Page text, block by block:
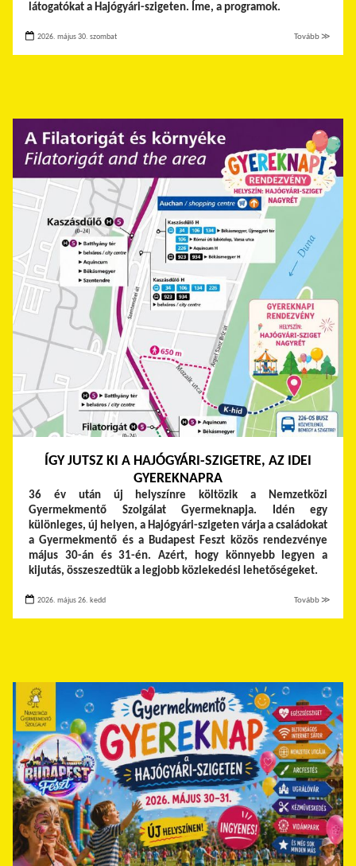
látogatókat a Hajógyári-szigeten. Íme, a programok.
2026. május 30. szombat Tovább ≫
ÍGY JUTSZ KI A HAJÓGYÁRI-SZIGETRE, AZ IDEI
GYEREKNAPRA
36 év után új helyszínre költözik a Nemzetközi
Gyermekmentő Szolgálat Gyermeknapja. Idén egy
különleges, új helyen, a Hajógyári-szigeten várja a családokat
a Gyermekmentő és a Budapest Feszt közös rendezvénye
május 30-án és 31-én. Azért, hogy könnyebb legyen a
kijutás, összeszedtük a legjobb közlekedési lehetőségeket.
2026. május 26. kedd Tovább ≫